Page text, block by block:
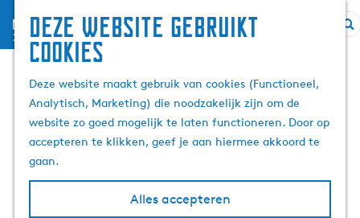
Deze website gebruikt
cookies
Deze website maakt gebruik van cookies (Functioneel,
Analytisch, Marketing) die noodzakelijk zijn om de
website zo goed mogelijk te laten functioneren. Door op
accepteren te klikken, geef je aan hiermee akkoord te
gaan.
Alles accepteren
menu
G
a
n
a
a
r
e
Staatsieportret ter
ere van Koningsdag
2026 begint aan eigen
Elfstedentocht